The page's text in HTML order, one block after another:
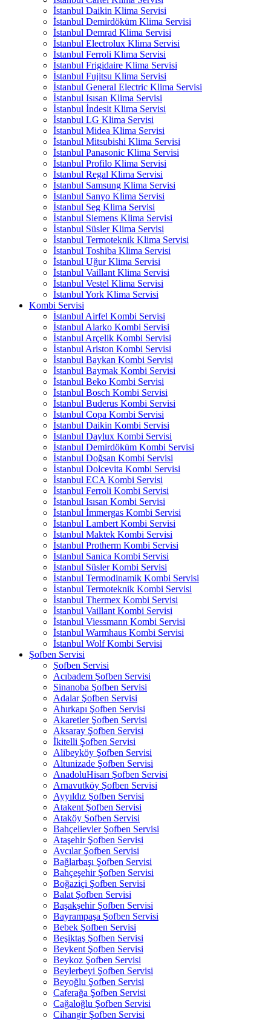
İstanbul Daikin Klima Servisi
İstanbul Demirdöküm Klima Servisi
İstanbul Demrad Klima Servisi
İstanbul Electrolux Klima Servisi
İstanbul Ferroli Klima Servisi
İstanbul Frigidaire Klima Servisi
İstanbul Fujitsu Klima Servisi
İstanbul General Electric Klima Servisi
İstanbul Isısan Klima Servisi
İstanbul İndesit Klima Servisi
İstanbul LG Klima Servisi
İstanbul Midea Klima Servisi
İstanbul Mitsubishi Klima Servisi
İstanbul Panasonic Klima Servisi
İstanbul Profilo Klima Servisi
İstanbul Regal Klima Servisi
İstanbul Samsung Klima Servisi
İstanbul Sanyo Klima Servisi
İstanbul Seg Klima Servisi
İstanbul Siemens Klima Servisi
İstanbul Süsler Klima Servisi
İstanbul Termoteknik Klima Servisi
İstanbul Toshiba Klima Servisi
İstanbul Uğur Klima Servisi
İstanbul Vaillant Klima Servisi
İstanbul Vestel Klima Servisi
İstanbul York Klima Servisi
Kombi Servisi
İstanbul Airfel Kombi Servisi
İstanbul Alarko Kombi Servisi
İstanbul Arçelik Kombi Servisi
İstanbul Ariston Kombi Servisi
İstanbul Baykan Kombi Servisi
İstanbul Baymak Kombi Servisi
İstanbul Beko Kombi Servisi
İstanbul Bosch Kombi Servisi
İstanbul Buderus Kombi Servisi
İstanbul Copa Kombi Servisi
İstanbul Daikin Kombi Servisi
İstanbul Daylux Kombi Servisi
İstanbul Demirdöküm Kombi Servisi
İstanbul Doğsan Kombi Servisi
İstanbul Dolcevita Kombi Servisi
İstanbul ECA Kombi Servisi
İstanbul Ferroli Kombi Servisi
İstanbul Isısan Kombi Servisi
İstanbul İmmergas Kombi Servisi
İstanbul Lambert Kombi Servisi
İstanbul Maktek Kombi Servisi
İstanbul Protherm Kombi Servisi
İstanbul Sanica Kombi Servisi
İstanbul Süsler Kombi Servisi
İstanbul Termodinamik Kombi Servisi
İstanbul Termoteknik Kombi Servisi
İstanbul Thermex Kombi Servisi
İstanbul Vaillant Kombi Servisi
İstanbul Viessmann Kombi Servisi
İstanbul Warmhaus Kombi Servisi
İstanbul Wolf Kombi Servisi
Şofben Servisi
Şofben Servisi
Acıbadem Şofben Servisi
Sinanoba Şofben Servisi
Adalar Şofben Servisi
Ahırkapı Şofben Servisi
Akaretler Şofben Servisi
Aksaray Şofben Servisi
İkitelli Şofben Servisi
Alibeyköy Şofben Servisi
Altunizade Şofben Servisi
AnadoluHisarı Şofben Servisi
Arnavutköy Şofben Servisi
Ayyıldız Şofben Servisi
Atakent Şofben Servisi
Ataköy Şofben Servisi
Bahçelievler Şofben Servisi
Ataşehir Şofben Servisi
Avcılar Şofben Servisi
Bağlarbaşı Şofben Servisi
Bahçeşehir Şofben Servisi
Boğaziçi Şofben Servisi
Balat Şofben Servisi
Başakşehir Şofben Servisi
Bayrampaşa Şofben Servisi
Bebek Şofben Servisi
Beşiktaş Şofben Servisi
Beykent Şofben Servisi
Beykoz Şofben Servisi
Beylerbeyi Şofben Servisi
Beyoğlu Şofben Servisi
Caferağa Şofben Servisi
Cağaloğlu Şofben Servisi
Cihangir Şofben Servisi